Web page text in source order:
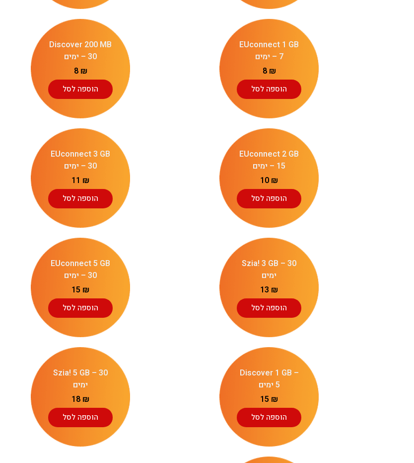
EUconnect 1 GB
– 7 ימים
8 ₪
הוספה לסל
Discover 200 MB
– 30 ימים
8 ₪
הוספה לסל
EUconnect 2 GB
– 15 ימים
10 ₪
הוספה לסל
EUconnect 3 GB
– 30 ימים
11 ₪
הוספה לסל
Szia! 3 GB – 30
ימים
13 ₪
הוספה לסל
EUconnect 5 GB
– 30 ימים
15 ₪
הוספה לסל
Discover 1 GB –
5 ימים
15 ₪
הוספה לסל
Szia! 5 GB – 30
ימים
18 ₪
הוספה לסל